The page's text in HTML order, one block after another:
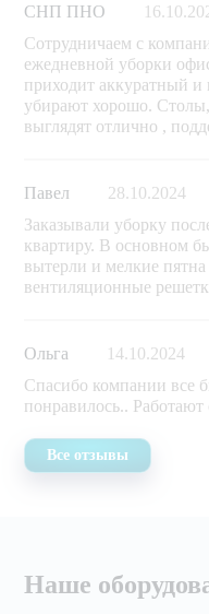
СНП ПНО
Сотрудничаем с
ежедневной уборки
приходит аккуратный и
убирают хорошо.
выглядят отлично ,
Павел
28.10.2024
Заказывали уборку
квартиру. В основном
вытерли и мелкие
вентиляционные
Ольга
14.10.2024
Спасибо компании все
понравилось..
Все отзывы
Наше